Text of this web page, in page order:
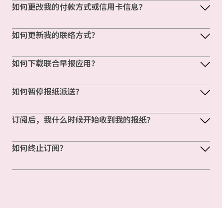
如何更改我的付款方式或信用卡信息？
如何更新我的联络方式？
如何下载联合早报应用？
如何暂停报纸派送？
订阅后，我什么时候开始收到我的报纸？
如何终止订阅？